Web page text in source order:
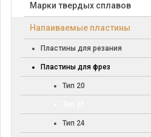
Марки твердых сплавов
Напаиваемые пластины
Пластины для резания
Пластины для фрез
Тип 20
Тип 24